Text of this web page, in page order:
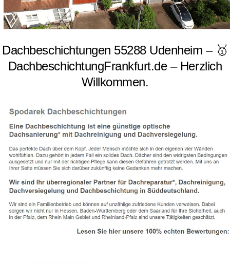
Dachbeschichtungen 55288 Udenheim – 🥇
DachbeschichtungFrankfurt.de – Herzlich
Willkommen.